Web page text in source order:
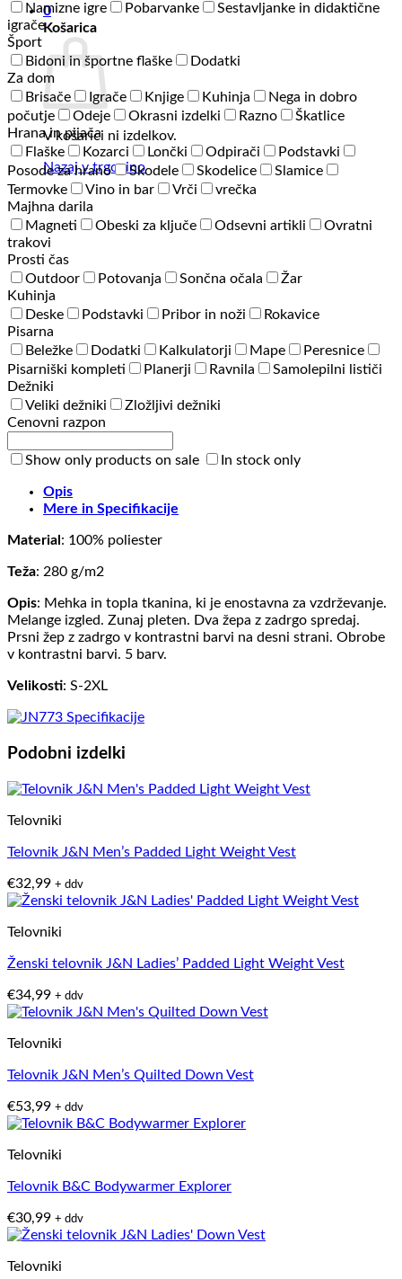
0
Košarica
V košarici ni izdelkov.
Nazaj v trgovino
Namizne igre
Pobarvanke
Sestavljanke in didaktične
igrače
Šport
Bidoni in športne flaške
Dodatki
Za dom
Brisače
Igrače Knjige Kuhinja
Nega in dobro
počutje
Odeje Okrasni izdelki Razno
Škatlice
Hrana in pijača
Flaške
Kozarci Lončki Odpirači
Podstavki
Posode za hrano
Skodele Skodelice
Slamice
Termovke
Vino in bar Vrči
vrečka
Majhna darila
Magneti
Obeski za ključe Odsevni artikli
Ovratni
trakovi
Prosti čas
Outdoor
Potovanja Sončna očala
Žar
Kuhinja
Deske
Podstavki Pribor in noži
Rokavice
Pisarna
Beležke
Dodatki Kalkulatorji Mape
Peresnice
Pisarniški kompleti
Planerji Ravnila
Samolepilni lističi
Dežniki
Veliki dežniki
Zložljivi dežniki
Cenovni razpon
Show only products on sale In stock only
Opis
Mere in Specifikacije
Material : 100% poliester
Teža: 280 g/m2
Opis: Mehka in topla tkanina, ki je enostavna za vzdrževanje.
Melange izgled. Zunaj pleten. Dva žepa z zadrgo spredaj.
Prsni žep z zadrgo v kontrastni barvi na desni strani. Obrobe
v kontrastni barvi. 5 barv.
Velikosti: S-2XL
Podobni izdelki
Telovniki
Telovnik J&N Men’s Padded Light Weight Vest
€32,99 + ddv
Telovniki
Ženski telovnik J&N Ladies’ Padded Light Weight Vest
€34,99 + ddv
Telovniki
Telovnik J&N Men’s Quilted Down Vest
€53,99 + ddv
Telovniki
Telovnik B&C Bodywarmer Explorer
€30,99 + ddv
Telovniki